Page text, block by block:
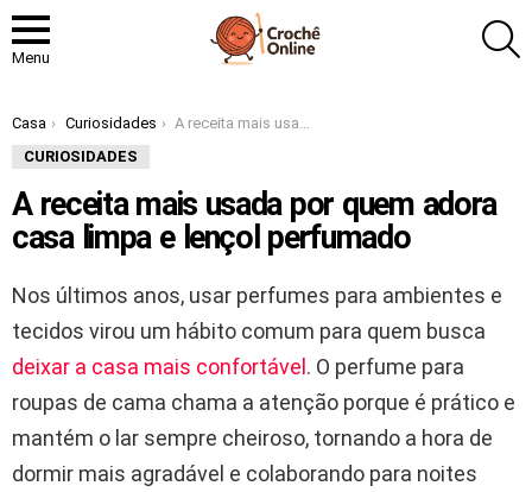
Menu
Você está aqui:
Casa Curiosidades
A receita mais usada por quem adora casa limpa e lençol perfumado
CURIOSIDADES
A receita mais usada por quem adora
casa limpa e lençol perfumado
Nos últimos anos, usar perfumes para ambientes e
tecidos virou um hábito comum para quem busca
deixar a casa mais confortável . O perfume para
roupas de cama chama a atenção porque é prático e
mantém o lar sempre cheiroso, tornando a hora de
dormir mais agradável e colaborando para noites